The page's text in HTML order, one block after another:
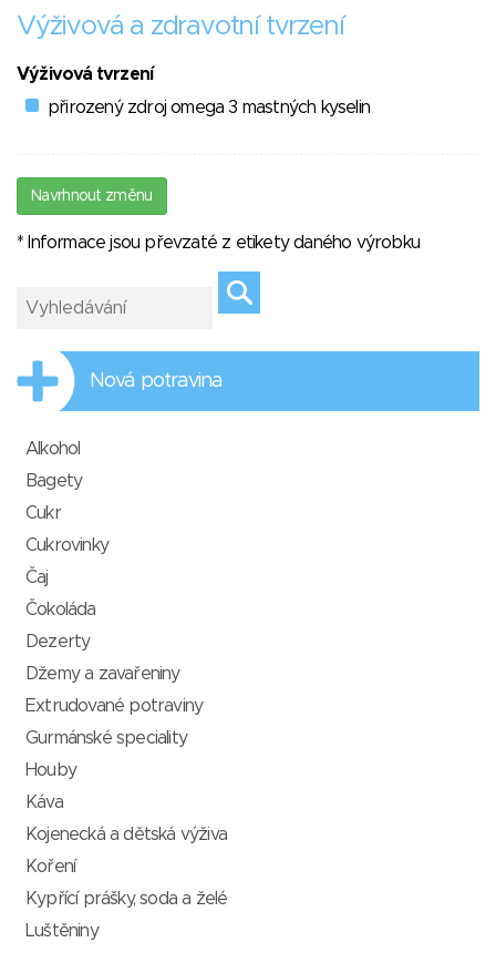
Výživová a zdravotní tvrzení
Výživová tvrzení
přirozený zdroj omega 3 mastných kyselin
Navrhnout změnu
* Informace jsou převzaté z etikety daného výrobku
Nová potravina
Alkohol
Bagety
Cukr
Cukrovinky
Čaj
Čokoláda
Dezerty
Džemy a zavařeniny
Extrudované potraviny
Gurmánské speciality
Houby
Káva
Kojenecká a dětská výživa
Koření
Kypřící prášky, soda a želé
Luštěniny